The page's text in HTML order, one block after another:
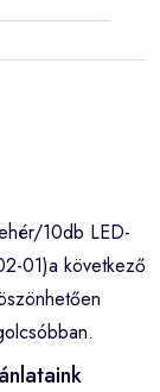
10db LED-
01)a következő